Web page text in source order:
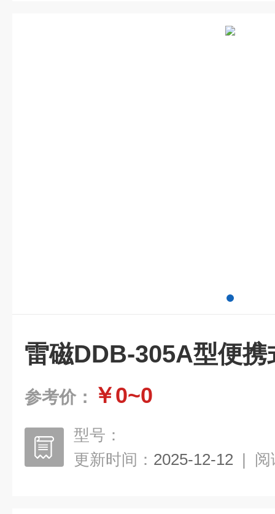
雷磁DDB-305A型便携
参考价： ￥0~0
型号：
更新时间： 2025-12-12 | 阅